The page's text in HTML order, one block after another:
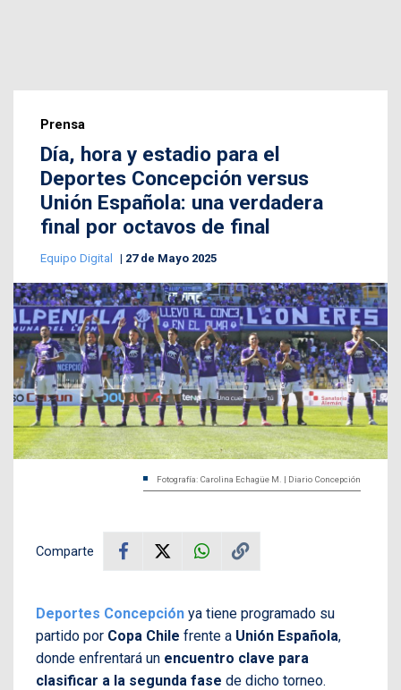
Prensa
Día, hora y estadio para el
Deportes Concepción versus
Unión Española: una verdadera
final por octavos de final
Equipo Digital 27 de Mayo 2025
Fotografía: Carolina Echagüe M. | Diario Concepción
Comparte
Deportes Concepción ya tiene programado su
partido por Copa Chile frente a Unión Española,
donde enfrentará un encuentro clave para
clasificar a la segunda fase de dicho torneo.